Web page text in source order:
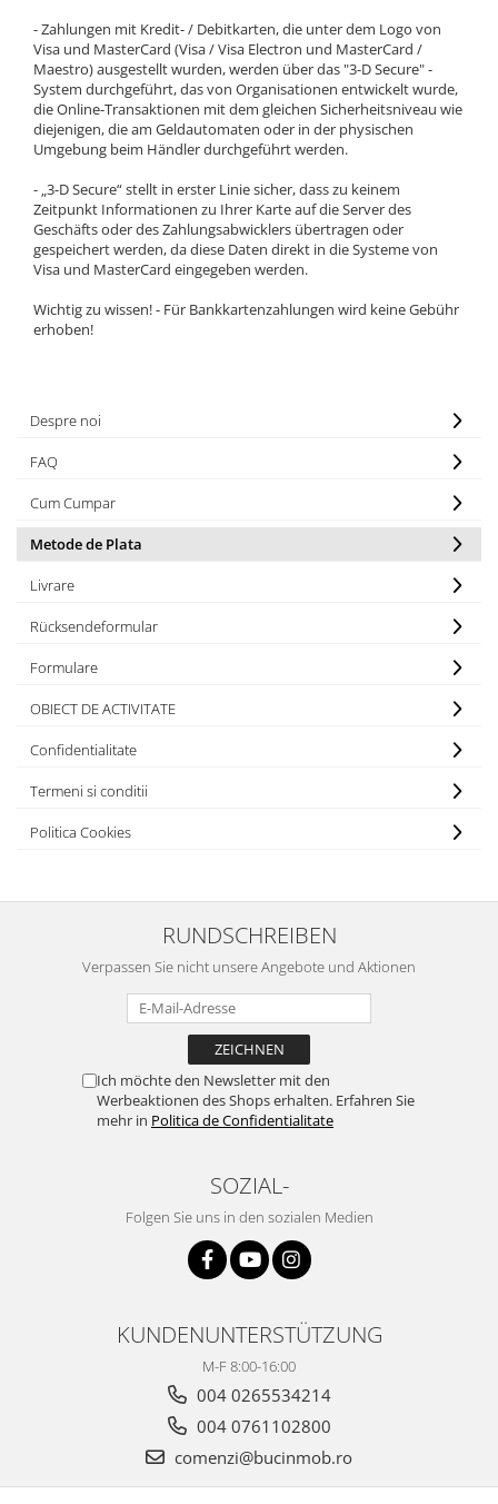
- Zahlungen mit Kredit- / Debitkarten, die unter dem Logo von
Visa und MasterCard (Visa / Visa Electron und MasterCard /
Maestro) ausgestellt wurden, werden über das "3-D Secure" -
System durchgeführt, das von Organisationen entwickelt wurde,
die Online-Transaktionen mit dem gleichen Sicherheitsniveau wie
diejenigen, die am Geldautomaten oder in der physischen
Umgebung beim Händler durchgeführt werden.
- „3-D Secure“ stellt in erster Linie sicher, dass zu keinem
Zeitpunkt Informationen zu Ihrer Karte auf die Server des
Geschäfts oder des Zahlungsabwicklers übertragen oder
gespeichert werden, da diese Daten direkt in die Systeme von
Visa und MasterCard eingegeben werden.
Wichtig zu wissen! - Für Bankkartenzahlungen wird keine Gebühr
erhoben!
Despre noi
FAQ
Cum Cumpar
Metode de Plata
Livrare
Rücksendeformular
Formulare
OBIECT DE ACTIVITATE
Confidentialitate
Termeni si conditii
Politica Cookies
RUNDSCHREIBEN
Verpassen Sie nicht unsere Angebote und Aktionen
Ich möchte den Newsletter mit den
Werbeaktionen des Shops erhalten. Erfahren Sie
mehr in Politica de Confidentialitate
SOZIAL-
Folgen Sie uns in den sozialen Medien
KUNDENUNTERSTÜTZUNG
M-F 8:00-16:00
004 0265534214
004 0761102800
comenzi@bucinmob.ro